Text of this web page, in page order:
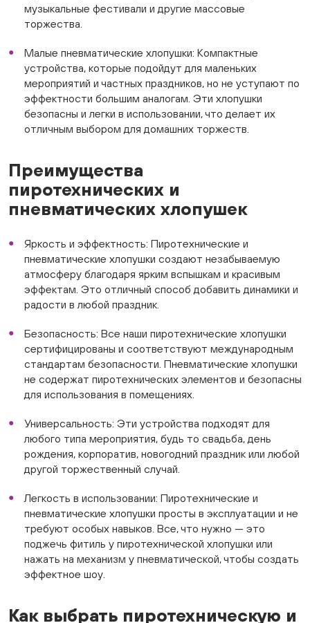
музыкальные фестивали и другие массовые
торжества.
Малые пневматические хлопушки: Компактные
устройства, которые подойдут для маленьких
мероприятий и частных праздников, но не уступают по
эффектности большим аналогам. Эти хлопушки
безопасны и легки в использовании, что делает их
отличным выбором для домашних торжеств.
Преимущества
пиротехнических и
пневматических хлопушек
Яркость и эффектность: Пиротехнические и
пневматические хлопушки создают незабываемую
атмосферу благодаря ярким вспышкам и красивым
эффектам. Это отличный способ добавить динамики и
радости в любой праздник.
Безопасность: Все наши пиротехнические хлопушки
сертифицированы и соответствуют международным
стандартам безопасности. Пневматические хлопушки
не содержат пиротехнических элементов и безопасны
для использования в помещениях.
Универсальность: Эти устройства подходят для
любого типа мероприятия, будь то свадьба, день
рождения, корпоратив, новогодний праздник или любой
другой торжественный случай.
Легкость в использовании: Пиротехнические и
пневматические хлопушки просты в эксплуатации и не
требуют особых навыков. Все, что нужно — это
поджечь фитиль у пиротехнической хлопушки или
нажать на механизм у пневматической, чтобы создать
эффектное шоу.
Как выбрать пиротехническую и